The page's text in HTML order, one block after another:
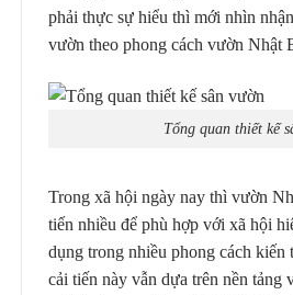
phải thực sự hiểu thì mới nhìn
vườn theo phong cách vườn Nhật
Tổng quan thiết kế
Trong xã hội ngày nay thì vườn
tiến nhiều để phù hợp với xã hội
dụng trong nhiều phong cách kiến
cải tiến này vẫn dựa trên nền tảng